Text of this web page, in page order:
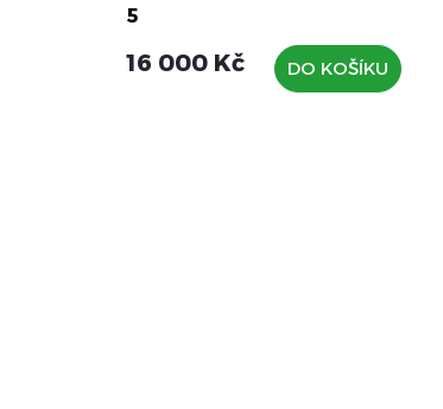
5
16 000 Kč DO KOŠÍKU